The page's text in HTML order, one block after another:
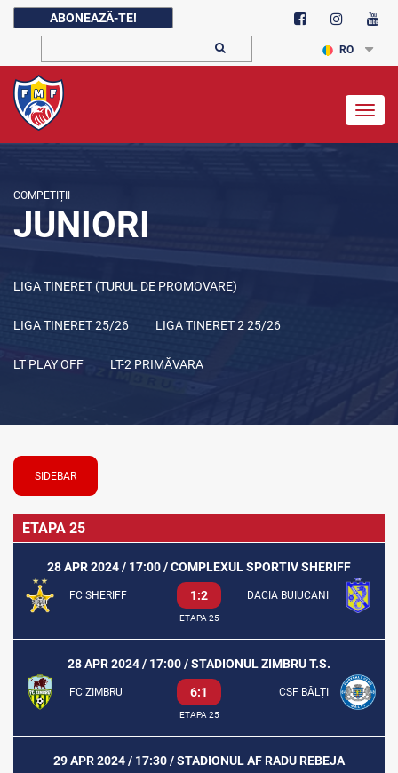
ABONEAZĂ-TE!
RO
COMPETIȚII
JUNIORI
LIGA TINERET (TURUL DE PROMOVARE)
LIGA TINERET 25/26 LIGA TINERET 2 25/26
LT PLAY OFF LT-2 PRIMĂVARA
SIDEBAR
ETAPA 25
28 APR 2024 / 17:00 / COMPLEXUL SPORTIV SHERIFF
FC SHERIFF 1:2 DACIA BUIUCANI
ETAPA 25
28 APR 2024 / 17:00 / STADIONUL ZIMBRU T.S.
FC ZIMBRU 6:1 CSF BĂLȚI
ETAPA 25
29 APR 2024 / 17:30 / STADIONUL AF RADU REBEJA